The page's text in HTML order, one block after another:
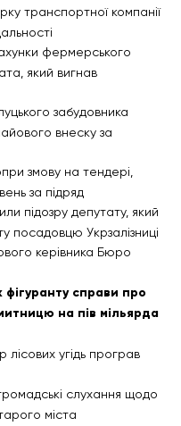
транспортної компанії
фермерського
який вигнав
забудовника
внеску за
змову на тендері,
за підряд
підозру депутату, який
посадовцю Укрзалізниці
керівника Бюро
справи про
на пів мільярда
угідь програв
слухання щодо
міста